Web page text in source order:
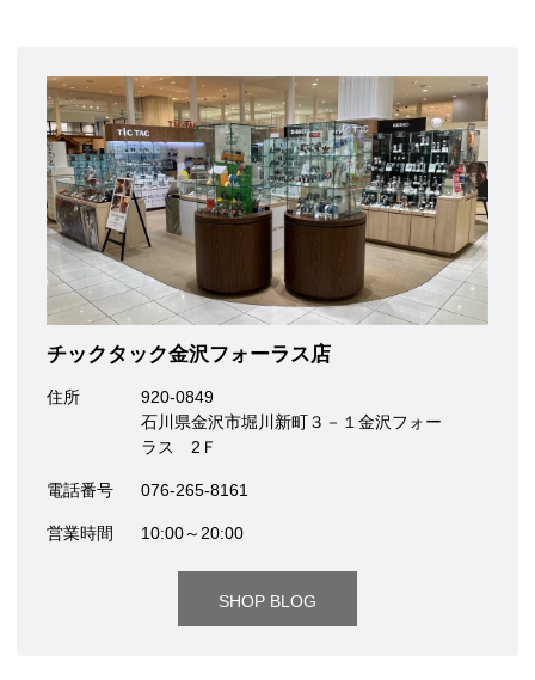
チックタック金沢フォーラス店
住所
920-0849
石川県金沢市堀川新町３－１金沢フォー
ラス 2Ｆ
電話番号 076-265-8161
営業時間 10:00～20:00
SHOP BLOG